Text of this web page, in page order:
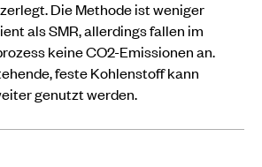
Die Methode ist weniger
als SMR, allerdings fallen im
keine CO2-Emissionen an.
feste Kohlenstoff kann
genutzt werden.